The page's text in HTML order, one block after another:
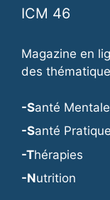
ICM 46
Magazine en
des
-Santé Mentale
-Santé Pratique
-Thérapies
-Nutrition